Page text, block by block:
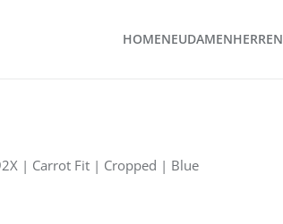
HOMENEUDAMENHERREN